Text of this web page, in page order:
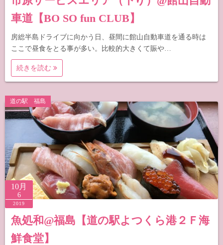
車道【BO SO fun CLUB】
房総半島ドライブに向かう日、昼間に館山自動車道を通る時は
ここで昼食をとる事が多い。比較的大きくて賑や…
続きを読む
道の駅 福島
10月
6
2019
魚処和@福島【道の駅よつくら港２Ｆ海
鮮食堂】